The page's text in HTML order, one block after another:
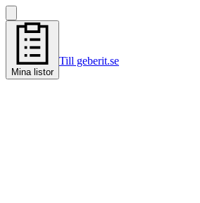
Mina listor
Till geberit.se